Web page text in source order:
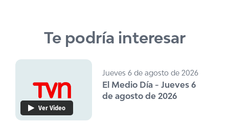
Te podría interesar
Ver Video
Jueves 6 de agosto de 2026
El Medio Día - Jueves 6
de agosto de 2026